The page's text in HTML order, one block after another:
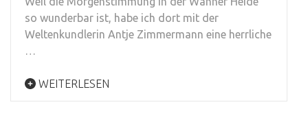
so wunderbar ist, habe ich dort mit der
Weltenkundlerin Antje Zimmermann eine herrliche
…
WEITERLESEN